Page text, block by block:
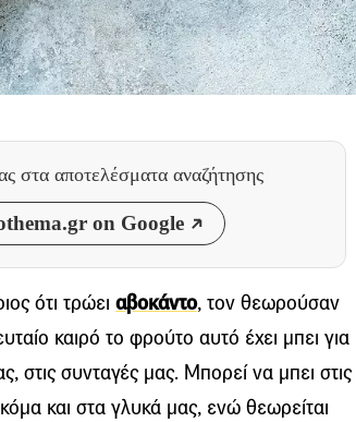
στα αποτελέσματα αναζήτησης
on Google
ότι τρώει αβοκάντο, τον θεωρούσαν
καιρό το φρούτο αυτό έχει μπει για
στις συνταγές μας. Μπορεί να μπει στις
και στα γλυκά μας, ενώ θεωρείται